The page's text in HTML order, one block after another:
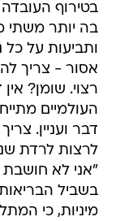
בטירוף
בה יותר משתי
ותביעות על כל
אסור - צריך
רצוי. שומן?
העולמיים
דבר ועניין.
לרצות לרדת
"אני לא
בשביל
מיניות, כי